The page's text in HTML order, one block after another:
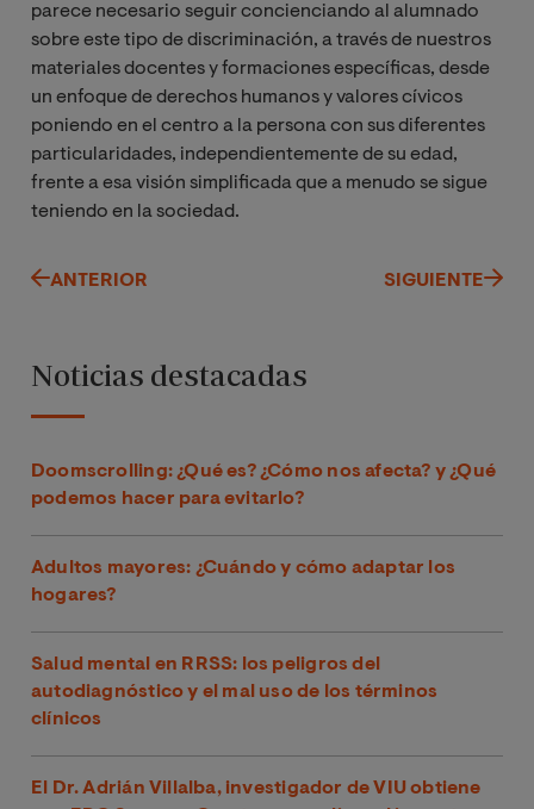
parece necesario seguir concienciando al alumnado
sobre este tipo de discriminación, a través de nuestros
materiales docentes y formaciones específicas, desde
un enfoque de derechos humanos y valores cívicos
poniendo en el centro a la persona con sus diferentes
particularidades, independientemente de su edad,
frente a esa visión simplificada que a menudo se sigue
teniendo en la sociedad.
ANTERIOR SIGUIENTE
Noticias destacadas
Doomscrolling: ¿Qué es? ¿Cómo nos afecta? y ¿Qué
podemos hacer para evitarlo?
Adultos mayores: ¿Cuándo y cómo adaptar los
hogares?
Salud mental en RRSS: los peligros del
autodiagnóstico y el mal uso de los términos
clínicos
El Dr. Adrián Villalba, investigador de VIU obtiene